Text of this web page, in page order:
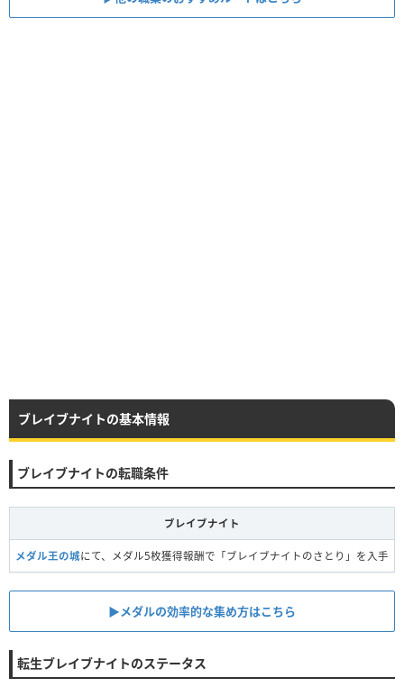
ブレイブナイトの基本情報
ブレイブナイトの転職条件
ブレイブナイト
メダル王の城にて、メダル5枚獲得報酬で「ブレイブナイトのさとり」を入手
▶︎メダルの効率的な集め方はこちら
転生ブレイブナイトのステータス